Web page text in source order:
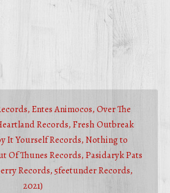
Entes Animocos, Over The
Records, Fresh Outbreak
It Yourself Records, Nothing to
Of Thunes Records, Pasidaryk Pats
Records, 5feetunder Records,
2021)